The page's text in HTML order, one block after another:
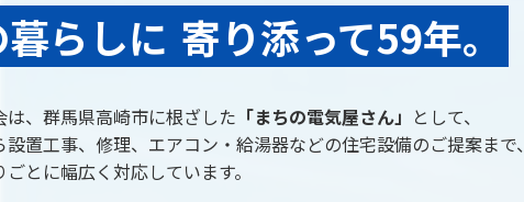
らしに 寄り添って59年。
は、群馬県高崎市に根ざした 「まちの電気屋さん」 として、
置工事、修理、エアコン・給湯器などの住宅設備のご提案まで、
とに幅広く対応しています。